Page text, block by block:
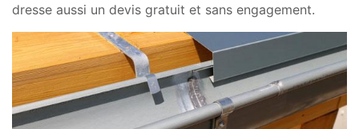
dresse aussi un devis gratuit et sans engagement.